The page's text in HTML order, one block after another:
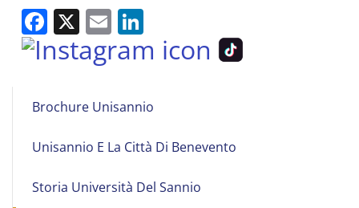
navigation
Brochure Unisannio
Unisannio E La Città Di Benevento
Storia Università Del Sannio
Facebook
X Email